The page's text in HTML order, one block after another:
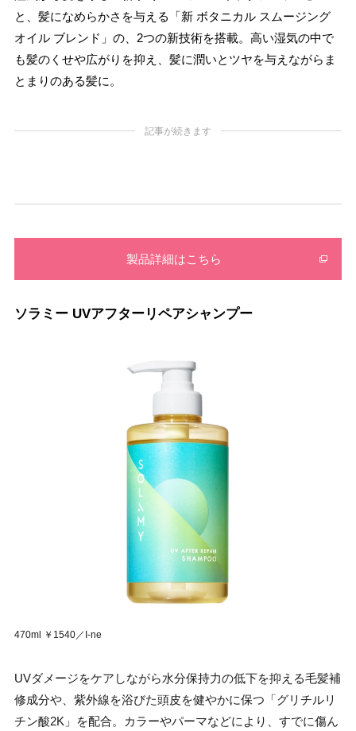
と、髪になめらかさを与える「新 ボタニカル スムージング
オイル ブレンド」の、2つの新技術を搭載。高い湿気の中で
も髪のくせや広がりを抑え、髪に潤いとツヤを与えながらま
とまりのある髪に。
記事が続きます
製品詳細はこちら
ソラミー UVアフターリペアシャンプー
470ml ￥1540／I-ne
UVダメージをケアしながら水分保持力の低下を抑える毛髪補
修成分や、紫外線を浴びた頭皮を健やかに保つ「グリチルリ
チン酸2K」を配合。カラーやパーマなどにより、すでに傷ん